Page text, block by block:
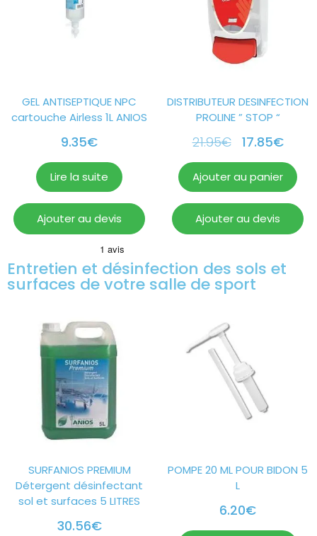
GEL ANTISEPTIQUE NPC
cartouche Airless 1L ANIOS
9.35€
Lire la suite
Ajouter au devis
DISTRIBUTEUR DESINFECTION
PROLINE ” STOP “
21.95€ 17.85€
Ajouter au panier
Ajouter au devis
Entretien et désinfection des sols et
surfaces de votre salle de sport
SURFANIOS PREMIUM
Détergent désinfectant
sol et surfaces 5 LITRES
30.56€
POMPE 20 ML POUR BIDON 5
L
6.20€